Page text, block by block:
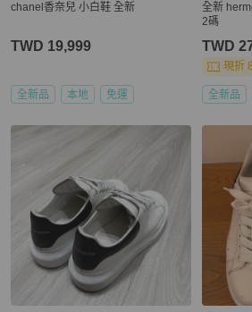
chanel香奈兒 小白鞋 全新
TWD 19,999
全新品 本地 免運
全新
2碼
TWD
現折
全新品